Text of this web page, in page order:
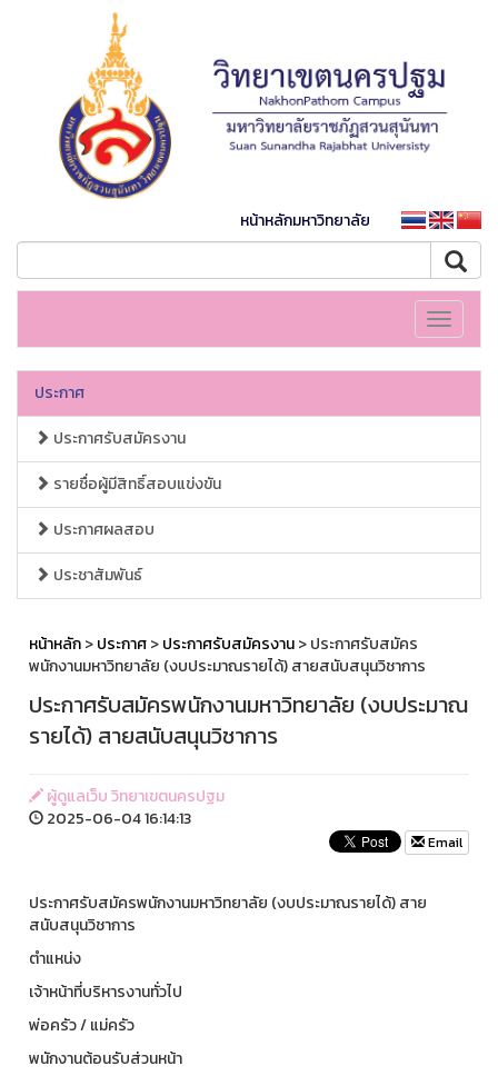
หน้าหลักมหาวิทยาลัย
Toggle
ประกาศ
ประกาศรับสมัครงาน
รายชื่อผู้มีสิทธิ์สอบแข่งขัน
ประกาศผลสอบ
ประชาสัมพันธ์
หน้าหลัก>ประกาศ>ประกาศรับสมัครงาน> ประกาศรับสมัคร
พนักงานมหาวิทยาลัย (งบประมาณรายได้) สายสนับสนุนวิชาการ
ประกาศรับสมัครพนักงานมหาวิทยาลัย (งบประมาณ
รายได้) สายสนับสนุนวิชาการ
ผู้ดูแลเว็บ วิทยาเขตนครปฐม
2025-06-04 16:14:13
Email
ประกาศรับสมัครพนักงานมหาวิทยาลัย (งบประมาณรายได้) สาย
สนับสนุนวิชาการ
ตำแหน่ง
เจ้าหน้าที่บริหารงานทั่วไป
พ่อครัว / แม่ครัว
พนักงานต้อนรับส่วนหน้า